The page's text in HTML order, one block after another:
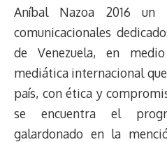
Aníbal Nazoa 2016
comunicacionales
de Venezuela, en
mediática internacional
país, con ética y
se encuentra el
galardonado en la